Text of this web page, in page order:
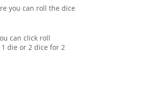
you can roll the dice
can click roll
die or 2 dice for 2